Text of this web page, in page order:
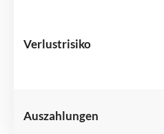
Verlustrisiko
Auszahlungen